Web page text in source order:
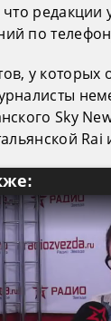
что
по
у которых
Sky